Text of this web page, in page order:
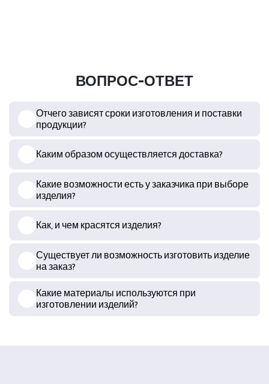
ВОПРОС-ОТВЕТ
Отчего зависят сроки изготовления и поставки
продукции?
Каким образом осуществляется доставка?
Какие возможности есть у заказчика при выборе
изделия?
Как, и чем красятся изделия?
Существует ли возможность изготовить изделие
на заказ?
Какие материалы используются при
изготовлении изделий?